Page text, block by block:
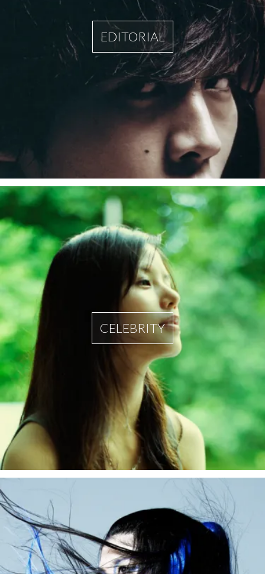
EDITORIAL
CELEBRITY